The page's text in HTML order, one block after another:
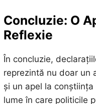
Concluzie: O
Reflexie
În concluzie,
reprezintă nu doar un
și un apel la
lume în care politicile